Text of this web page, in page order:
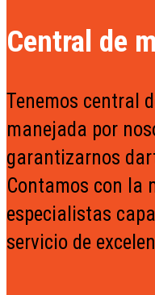
Central de
Tenemos central
manejada por
garantizarnos
Contamos con la
especialistas
servicio de